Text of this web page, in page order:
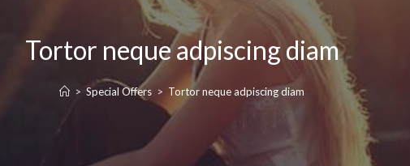
Tortor neque adpiscing diam
> Special Offers > Tortor neque adpiscing diam